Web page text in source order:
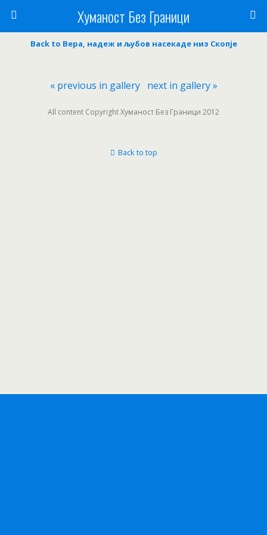
Хуманост Без Граници
Back to Вера, надеж и љубов насекаде низ Скопје
« previous in gallery next in gallery »
All content Copyright Хуманост Без Граници 2012
Back to top